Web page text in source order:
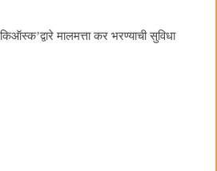
मालमत्ता कर भरण्याची सुविधा